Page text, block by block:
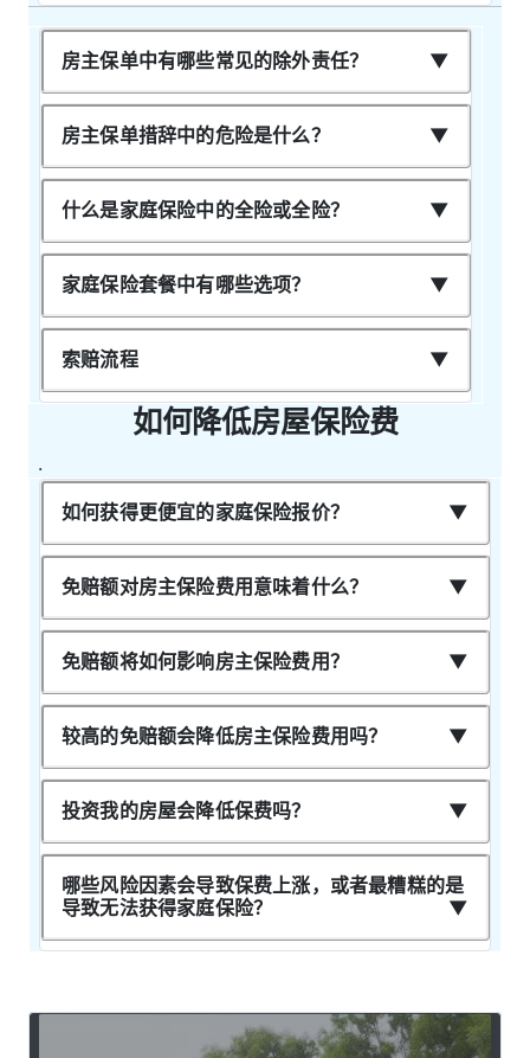
房主保单中有哪些常见的除外责任？
房主保单措辞中的危险是什么？
什么是家庭保险中的全险或全险？
家庭保险套餐中有哪些选项？
索赔流程
如何降低房屋保险费
.
如何获得更便宜的家庭保险报价？
免赔额对房主保险费用意味着什么？
免赔额将如何影响房主保险费用？
较高的免赔额会降低房主保险费用吗？
投资我的房屋会降低保费吗？
哪些风险因素会导致保费上涨，或者最糟糕的是
导致无法获得家庭保险？